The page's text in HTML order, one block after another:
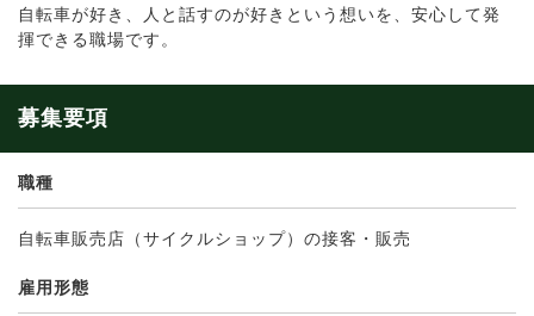
自転車が好き、人と話すのが好きという想いを、安心して発
揮できる職場です。
募集要項
職種
自転車販売店（サイクルショップ）の接客・販売
雇用形態